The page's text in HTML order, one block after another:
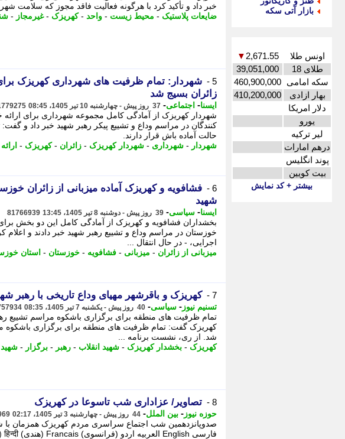
بازار آتی سکه
اونس طلا 2,671.55
▼
طلای 18
39,051,000
سکه امامی 460,900,000
بهار ازادی
410,200,000
دلار امریکا
یورو
لیر ترکیه
درهم امارات
پوند انگلیس
بیت کویین
بیشتر + کد نمایش
خبر داد و تأکید کرد با هرگونه فعالیت فاقد مجوز که سلامت
ضایعات پلاستیک - محیط زیست - واحد -کهریزک -غیرمجاز -
5 -
شهردار: تمام ظرفیت های شهرداری کهریزک
زائران بسیج شد
ایسنا- اجتماعی- 37 روز پیش - چهارشنبه 10 تیر 1405، 08:45
شهردار کهریزک از آمادگی کامل مجموعه شهرداری برای
کنندگان در مراسم وداع و تشییع پیکر رهبر شهید خبر داد و
حالت آماده باش قرار دارند.
شهردار - شهرداری - شهردار کهریزک - زائران -کهریزک -
6 -
فشافویه و کهریزک آماده میزبانی از زائران
شهید
ایسنا- سیاسی- 39 روز پیش - دوشنبه 8 تیر 1405، 13:45 81766939
بخشداران فشافویه و کهریزک از آمادگی کامل این دو بخش برای
خوزستان در مراسم وداع و تشییع رهبر شهید خبر دادند و
اجرایی، - در ﺣﺎل اﻧﺘﻘﺎل ...
میزبانی از زائران - میزبانی - فشافویه - خوزستان - استان
7 - کهریزک و باقرشهر مهیای وداع تاریخی با رهبر
تسنیم نیوز - سیاسی- 40 روز پیش - یکشنبه 7 تیر 1405، 08:35
تمام ظرفیت های منطقه برای برگزاری باشکوه مراسم تشییع
کهریزک گفت: تمام ظرفیت های منطقه برای برگزاری باشکوه
شد. از ری، نشست برنامه ...
کهریزک - بخشدار کهریزک - شهید انقلاب - رهبر - برگزار - شهید
8 - تصاویر/ عزاداری شب تاسوعا در کهریزک
حوزه نیوز - بین الملل- 44 روز پیش - چهارشنبه 3 تیر 1405، 02:17
صدوپانزدهمین شب اجتماع سراسری مردم کهریزک همزمان با